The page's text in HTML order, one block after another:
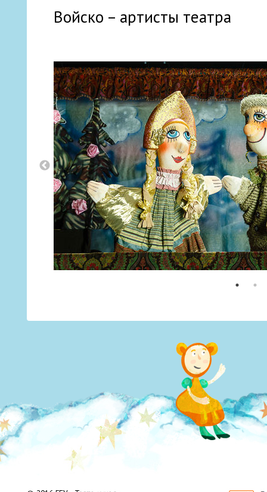
Войско – артисты театра